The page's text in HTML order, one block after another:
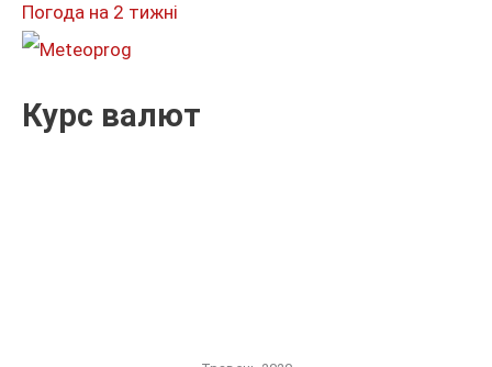
:
Погода на 2 тижні
Курс валют